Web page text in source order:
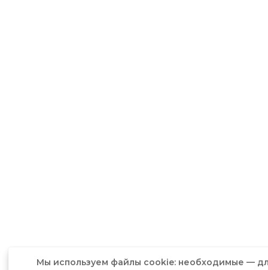
Мы используем файлы cookie: необходимые —